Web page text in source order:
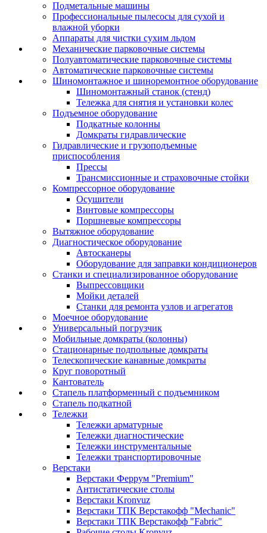
Подметальные машины
Профессиональные пылесосы для сухой и
влажной уборки
Аппараты для чистки сухим льдом
Механические парковочные системы
Полуавтоматические парковочные системы
Автоматические парковочные системы
Шиномонтажное и шиноремонтное оборудование
Шиномонтажный станок (стенд)
Тележка для снятия и установки колес
Подъемное оборудование
Подкатные колонны
Домкраты гидравлические
Гидравлические и грузоподъемные
приспособления
Прессы
Трансмиссионные и страховочные стойки
Компрессорное оборудование
Осушители
Винтовые компрессоры
Поршневые компрессоры
Вытяжное оборудование
Диагностическое оборудование
Автосканеры
Оборудование для заправки кондиционеров
Станки и специализированное оборудование
Выпрессовщики
Мойки деталей
Станки для ремонта узлов и агрегатов
Моечное оборудование
Универсальный погрузчик
Мобильные домкраты (колонны)
Стационарные подпольные домкраты
Телескопические канавные домкраты
Круг поворотный
Кантователь
Стапель платформенный с подъемником
Стапель подкатной
Тележки
Тележки арматурные
Тележки диагностические
Тележки инструментальные
Тележки транспортировочные
Верстаки
Верстаки Феррум "Premium"
Антистатические столы
Верстаки Kronvuz
Верстаки ТПК Верстакофф "Mechanic"
Верстаки ТПК Верстакофф "Fabric"